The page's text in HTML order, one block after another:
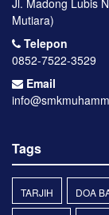
Jl. Madong Lubis
Mutiara)
Telepon
0852-7522-3529
Email
Tags
TARJIH DOA